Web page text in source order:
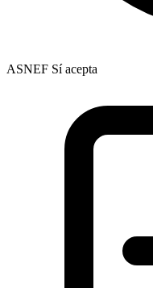
ASNEF Sí acepta